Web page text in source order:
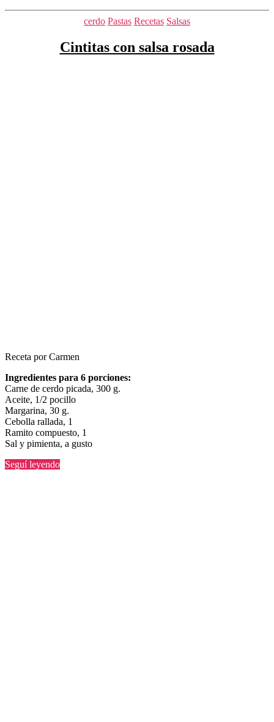
Categorías
cerdo Pastas Recetas Salsas
Cintitas con salsa rosada
Receta por Carmen
Ingredientes para 6 porciones:
Carne de cerdo picada, 300 g.
Aceite, 1/2 pocillo
Margarina, 30 g.
Cebolla rallada, 1
Ramito compuesto, 1
Sal y pimienta, a gusto
Seguí leyendo“Cintitas